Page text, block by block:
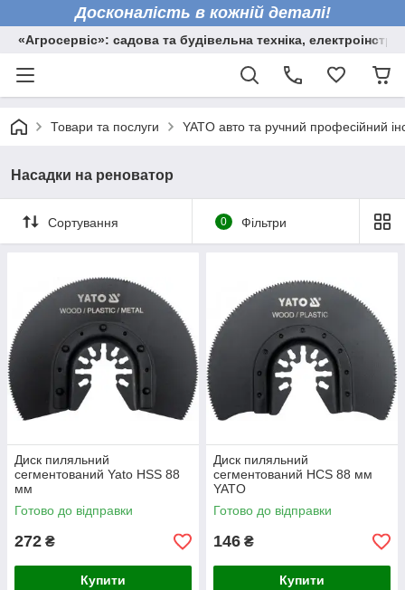
Досконалість в кожній деталі!
«Агросервіс»: садова та будівельна техніка,
Товари та послуги YATO авто та ручний професійний
Насадки на реноватор
Сортування 0 Фільтри
Диск пиляльний
сегментований Yato HSS 88
мм
Готово до відправки
272 ₴
Купити
Диск пиляльний
сегментований HCS 88 мм
YATO
Готово до відправки
146 ₴
Купити